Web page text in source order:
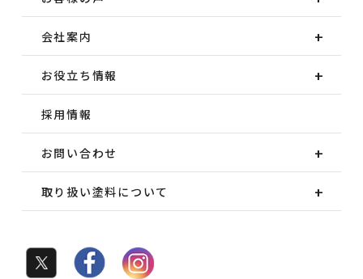
会社案内
お役立ち情報
採用情報
お問い合わせ
取り扱い塗料について